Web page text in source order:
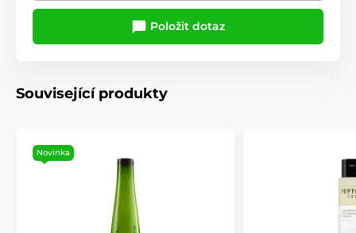
Položit dotaz
Související produkty
Novinka